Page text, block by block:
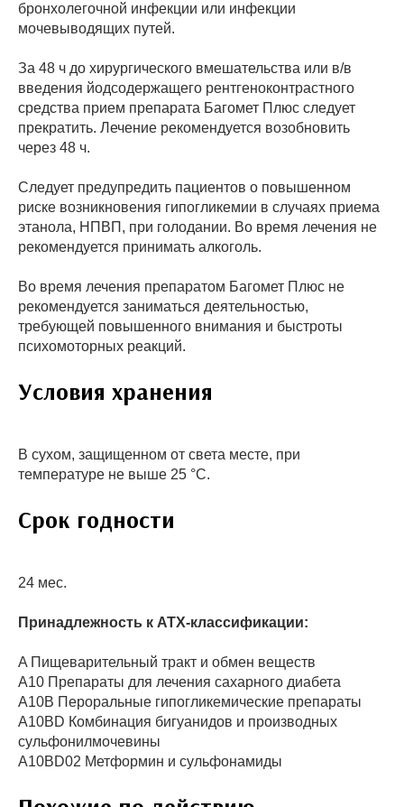
бронхолегочной инфекции или инфекции
мочевыводящих путей.
За 48 ч до хирургического вмешательства или в/в
введения йодсодержащего рентгеноконтрастного
средства прием препарата Багомет Плюс следует
прекратить. Лечение рекомендуется возобновить
через 48 ч.
Следует предупредить пациентов о повышенном
риске возникновения гипогликемии в случаях приема
этанола, НПВП, при голодании. Во время лечения не
рекомендуется принимать алкоголь.
Во время лечения препаратом Багомет Плюс не
рекомендуется заниматься деятельностью,
требующей повышенного внимания и быстроты
психомоторных реакций.
Условия хранения
В сухом, защищенном от света месте, при
температуре не выше 25 °C.
Срок годности
24 мес.
Принадлежность к ATX-классификации:
A Пищеварительный тракт и обмен веществ
A10 Препараты для лечения сахарного диабета
A10B Пероральные гипогликемические препараты
A10BD Комбинация бигуанидов и производных
сульфонилмочевины
A10BD02 Метформин и сульфонамиды